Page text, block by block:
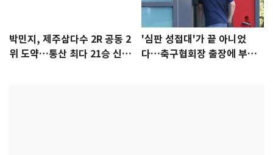
박민지, 제주삼다수 2R 공동 2
위 도약…통산 최다 21승 신기
'심판 성접대'가 끝 아니었
다…축구협회장 출장에 부인